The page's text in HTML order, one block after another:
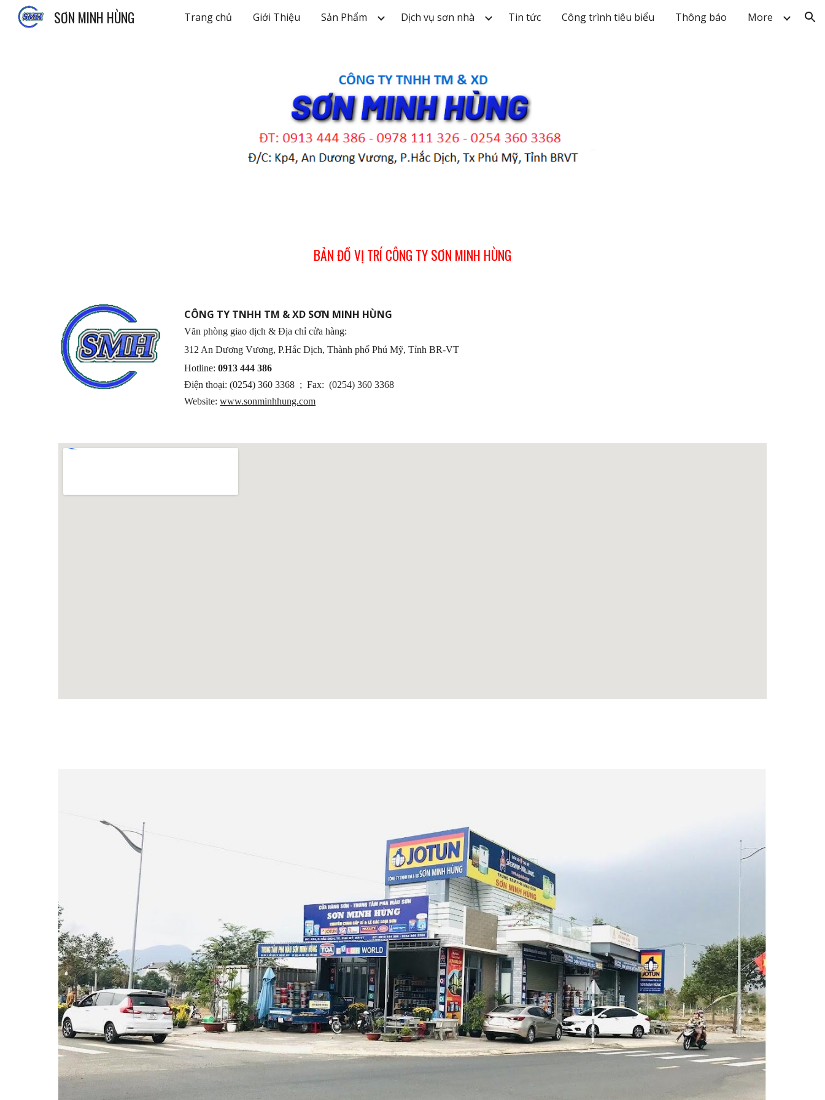
Skip to main content Skip to navigation
SƠN MINH HÙNG Trang chủ Giới Thiệu Sản Phẩm Dịch vụ sơn nhà Tin tức Công trình tiêu biểu Thông báo More
BẢN ĐỒ VỊ TRÍ CÔNG TY SƠN MINH HÙNG
CÔNG TY TNHH TM & XD SƠN MINH HÙNG
Văn phòng giao dịch & Địa chỉ cửa hàng:
312 An Dương Vương, P.Hắc Dịch, Thành phố Phú Mỹ, Tỉnh BR-VT
Hotline:0913 444 386
Điện thoại: (0254) 360 3368 ; Fax: (0254) 360 3368
Website:www.sonminhhung.com